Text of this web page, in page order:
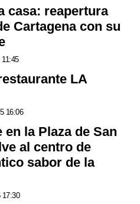
casa: reapertura
Cartagena con su
LA
16:06
en la Plaza de San
al centro de
sabor de la
17:30